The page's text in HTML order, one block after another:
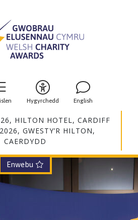
Hygyrchedd English
HILTON HOTEL, CARDIFF
GWESTY’R HILTON,
CAERDYDD
Enwebu